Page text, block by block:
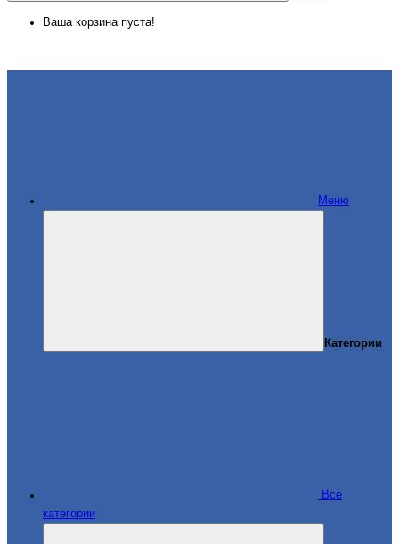
Ваша корзина пуста!
Меню
Категории
Все
категории